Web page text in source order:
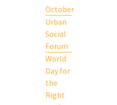
October
Urban
Social
Forum
World
Day for
the
Right